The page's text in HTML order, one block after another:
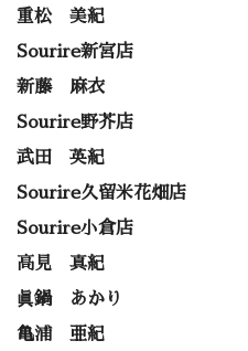
重松 美紀
Sourire新宮店
新藤 麻衣
Sourire野芥店
武田 英紀
Sourire久留米花畑店
Sourire小倉店
高見 真紀
眞鍋 あかり
亀浦 亜紀